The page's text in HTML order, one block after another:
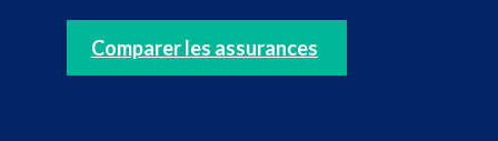
Comparer les assurances